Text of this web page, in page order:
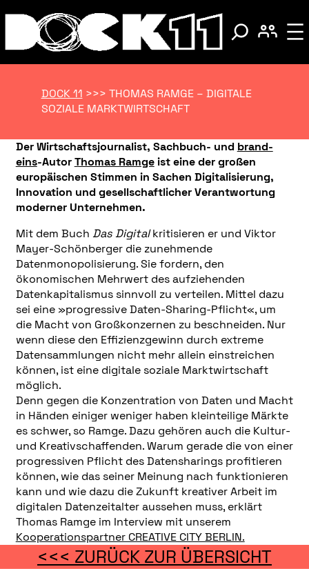
DOCK 11 >>> THOMAS RAMGE – DIGITALE
SOZIALE MARKTWIRTSCHAFT
Der Wirtschaftsjournalist, Sachbuch- und brand-
eins-AutorThomas Ramgeist eine der großen
europäischen Stimmen in Sachen Digitalisierung,
Innovation und gesellschaftlicher Verantwortung
moderner Unternehmen.
Mit dem Buch Das Digitalkritisieren er und Viktor
Mayer-Schönberger die zunehmende
Datenmonopolisierung. Sie fordern, den
ökonomischen Mehrwert des aufziehenden
Datenkapitalismus sinnvoll zu verteilen. Mittel dazu
sei eine »progressive Daten-Sharing-Pflicht«, um
die Macht von Großkonzernen zu beschneiden. Nur
wenn diese den Effizienzgewinn durch extreme
Datensammlungen nicht mehr allein einstreichen
können, ist eine digitale soziale Marktwirtschaft
möglich.
Denn gegen die Konzentration von Daten und Macht
in Händen einiger weniger haben kleinteilige Märkte
es schwer, so Ramge. Dazu gehören auch die Kultur-
und Kreativschaffenden. Warum gerade die von einer
progressiven Pflicht des Datensharings profitieren
können, wie das seiner Meinung nach funktionieren
kann und wie dazu die Zukunft kreativer Arbeit im
digitalen Datenzeitalter aussehen muss, erklärt
Thomas Ramge im Interview mit unserem
Kooperationspartner CREATIVE CITY BERLIN.
<<< ZURÜCK ZUR ÜBERSICHT